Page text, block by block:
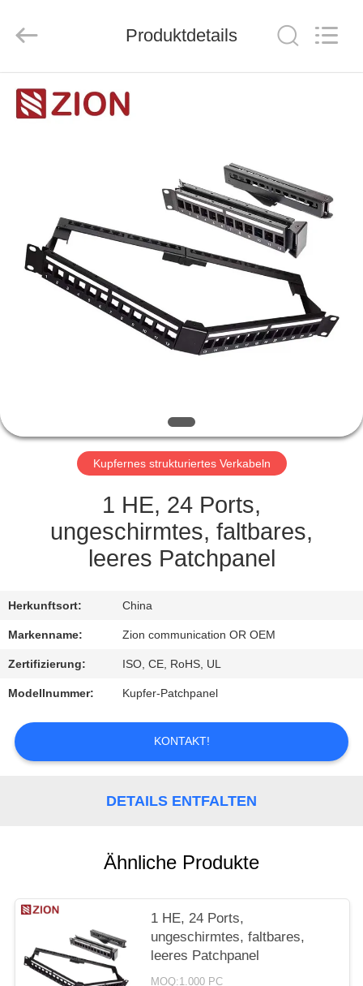
HAUS
FABRIK-
AUSFLUG
QUALITÄTSKONTROLLE
SIE
MIT
VERBINDUNG
SIE EIN
ZITAT
SITEMAP
PRIVACY
POLICY
LTD.
Produktdetails
Kupfernes strukturiertes Verkabeln
1 HE, 24 Ports,
ungeschirmtes, faltbares,
leeres Patchpanel
Herkunftsort: China
Markenname: Zion communication OR OEM
Zertifizierung: ISO, CE, RoHS, UL
Modellnummer: Kupfer-Patchpanel
KONTAKT!
DETAILS ENTFALTEN
Ähnliche Produkte
1 HE, 24 Ports,
ungeschirmtes, faltbares,
leeres Patchpanel
MOQ:1.000 PC